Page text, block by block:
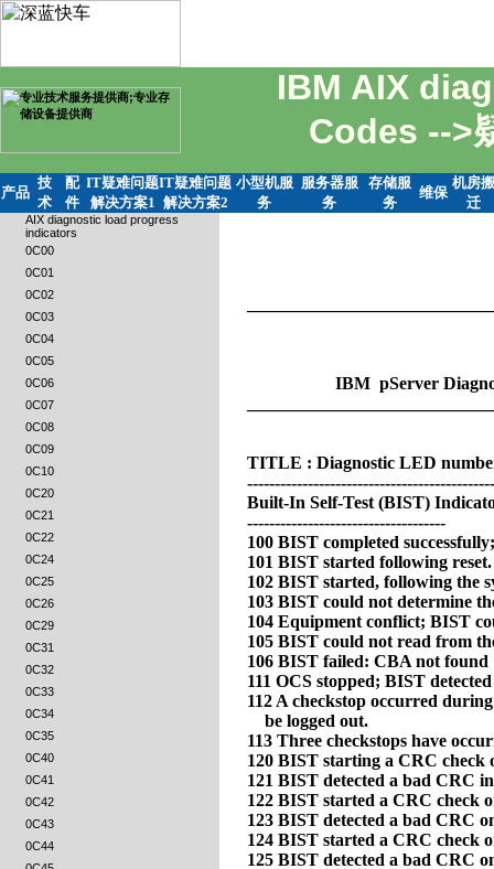
IBM AIX
Codes -->
产品
技
术
配
件
IT疑难问题
解决方案1
IT疑难问题
解决方案2
小型机服
务
服务器服
务
存储服
务
维保
机房搬
迁
AIX diagnostic load progress
indicators
0C00
0C01
0C02
0C03
0C04
0C05
0C06
0C07
0C08
0C09
0C10
0C20
0C21
0C22
0C24
0C25
0C26
0C29
0C31
0C32
0C33
0C34
0C35
0C40
0C41
0C42
0C43
0C44